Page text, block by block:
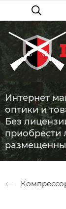
Интернет
оптики и
Без
приобрести